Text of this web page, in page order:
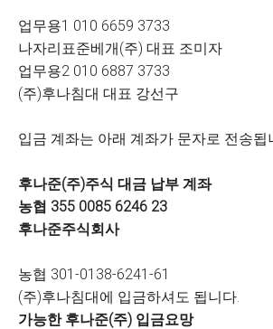
업무용1 010 6659 3733
나자리표준베개(주) 대표 조미자
업무용2 010 6887 3733
(주)후나침대 대표 강선구
입금 계좌는 아래 계좌가 문자로 전송됩
후나준(주)주식 대금 납부 계좌
농협 355 0085 6246 23
후나준주식회사
농협 301-0138-6241-61
(주)후나침대에 입금하셔도 됩니다.
가능한 후나준(주) 입금요망​